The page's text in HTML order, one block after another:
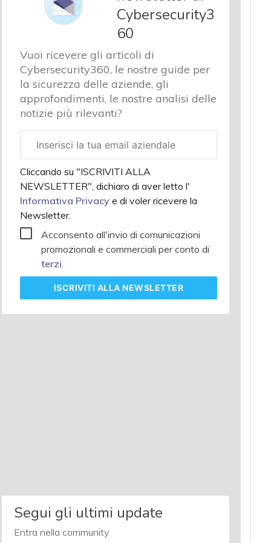
Cybersecurity3
60
Vuoi ricevere gli articoli di
Cybersecurity360, le nostre guide per
la sicurezza delle aziende, gli
approfondimenti, le nostre analisi delle
notizie più rilevanti?
aziendale
Cliccando su "ISCRIVITI ALLA
NEWSLETTER", dichiaro di aver letto l'
Informativa Privacy e di voler ricevere la
Newsletter.
Acconsento all'invio di comunicazioni
promozionali e commerciali per conto di
terzi.
ISCRIVITI ALLA NEWSLETTER
Segui gli ultimi update
Entra nella community